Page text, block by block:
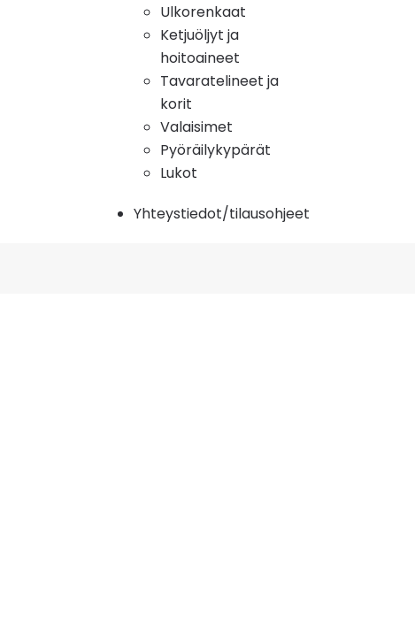
Ulkorenkaat
Ketjuöljyt ja
hoitoaineet
Tavaratelineet ja
korit
Valaisimet
Pyöräilykypärät
Lukot
Yhteystiedot/tilausohjeet